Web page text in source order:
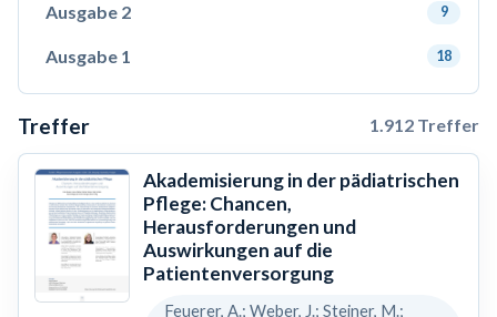
Ausgabe 2 9
Ausgabe 1 18
Treffer 1.912 Treffer
Akademisierung in der pädiatrischen
Pflege: Chancen,
Herausforderungen und
Auswirkungen auf die
Patientenversorgung
Feuerer, A.; Weber, J.; Steiner, M.;